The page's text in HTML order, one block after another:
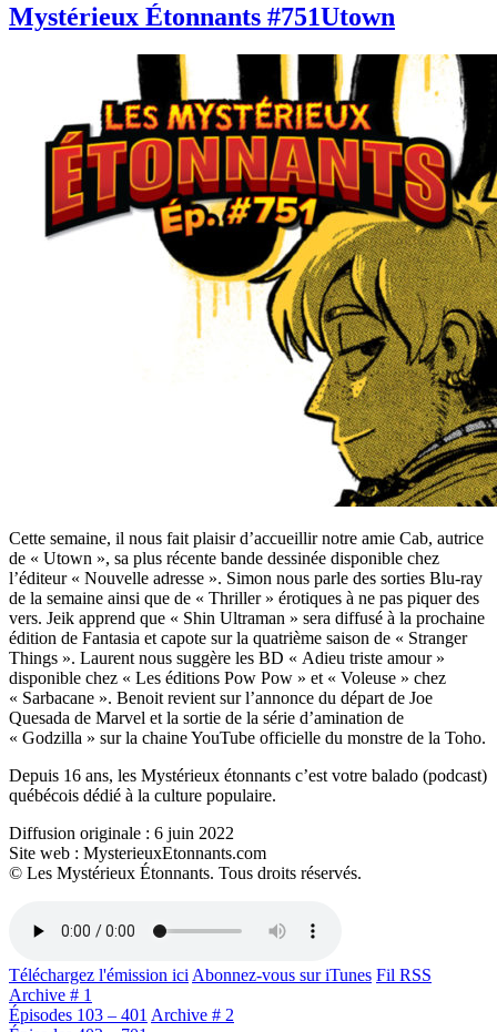
Mystérieux Étonnants #751Utown
Cette semaine, il nous fait plaisir d’accueillir notre amie Cab, autrice
de « Utown », sa plus récente bande dessinée disponible chez
l’éditeur « Nouvelle adresse ». Simon nous parle des sorties Blu-ray
de la semaine ainsi que de « Thriller » érotiques à ne pas piquer des
vers. Jeik apprend que « Shin Ultraman » sera diffusé à la prochaine
édition de Fantasia et capote sur la quatrième saison de « Stranger
Things ». Laurent nous suggère les BD « Adieu triste amour »
disponible chez « Les éditions Pow Pow » et « Voleuse » chez
« Sarbacane ». Benoit revient sur l’annonce du départ de Joe
Quesada de Marvel et la sortie de la série d’amination de
« Godzilla » sur la chaine YouTube officielle du monstre de la Toho.
Depuis 16 ans, les Mystérieux étonnants c’est votre balado (podcast)
québécois dédié à la culture populaire.
Diffusion originale : 6 juin 2022
Site web : MysterieuxEtonnants.com
© Les Mystérieux Étonnants. Tous droits réservés.
Téléchargez l'émission ici Abonnez-vous sur iTunes Fil RSS
Archive # 1
Épisodes 103 – 401 Archive # 2